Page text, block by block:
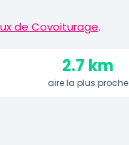
de Covoiturage.
2.7 km
aire la plus proche